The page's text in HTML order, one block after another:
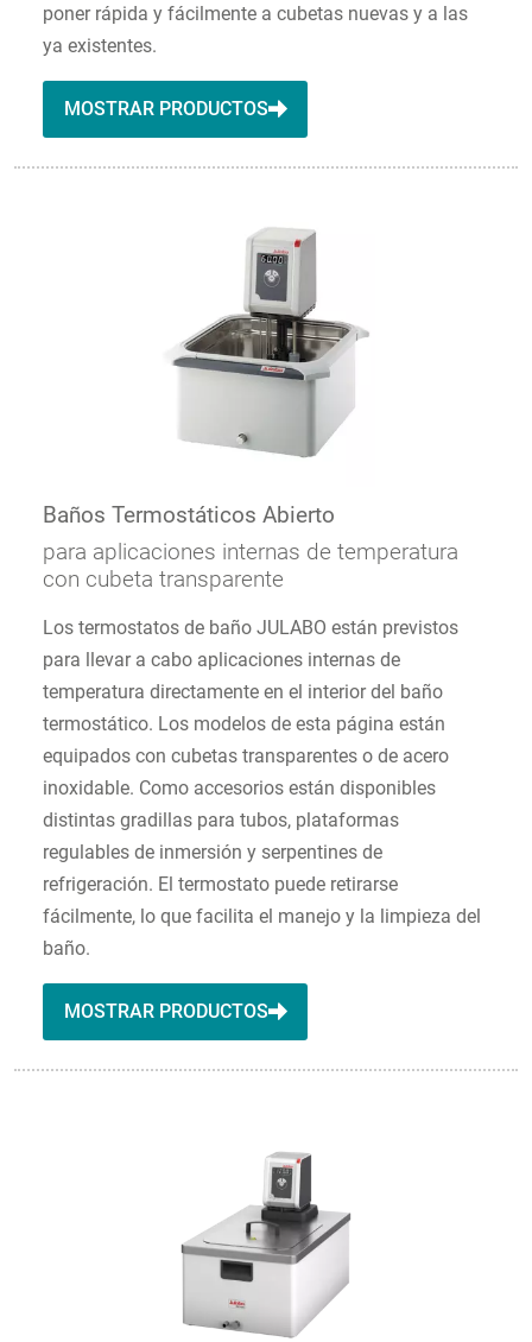
poner rápida y fácilmente a cubetas nuevas y a las
ya existentes.
MOSTRAR PRODUCTOS
Baños Termostáticos Abierto
para aplicaciones internas de temperatura
con cubeta transparente
Los termostatos de baño JULABO están previstos
para llevar a cabo aplicaciones internas de
temperatura directamente en el interior del baño
termostático. Los modelos de esta página están
equipados con cubetas transparentes o de acero
inoxidable. Como accesorios están disponibles
distintas gradillas para tubos, plataformas
regulables de inmersión y serpentines de
refrigeración. El termostato puede retirarse
fácilmente, lo que facilita el manejo y la limpieza del
baño.
MOSTRAR PRODUCTOS